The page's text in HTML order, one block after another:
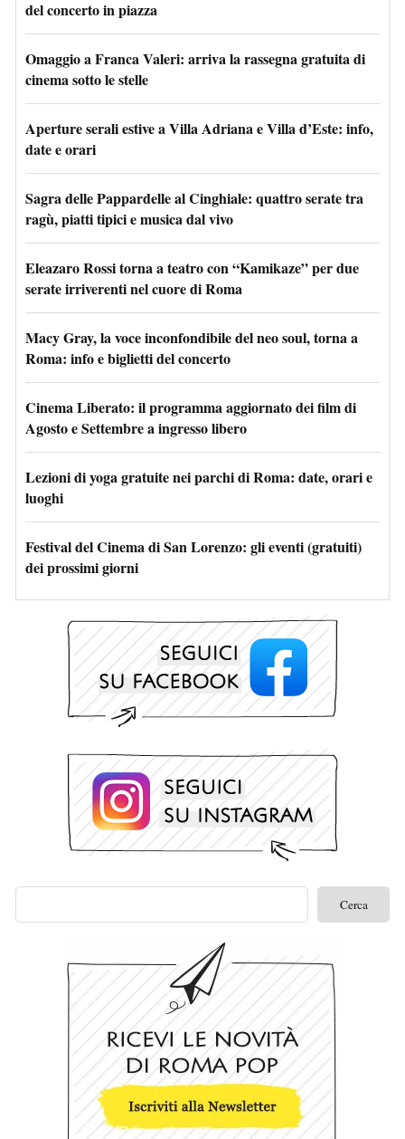
del concerto in piazza
Omaggio a Franca Valeri: arriva la rassegna gratuita di
cinema sotto le stelle
Aperture serali estive a Villa Adriana e Villa d’Este: info,
date e orari
Sagra delle Pappardelle al Cinghiale: quattro serate tra
ragù, piatti tipici e musica dal vivo
Eleazaro Rossi torna a teatro con “Kamikaze” per due
serate irriverenti nel cuore di Roma
Macy Gray, la voce inconfondibile del neo soul, torna a
Roma: info e biglietti del concerto
Cinema Liberato: il programma aggiornato dei film di
Agosto e Settembre a ingresso libero
Lezioni di yoga gratuite nei parchi di Roma: date, orari e
luoghi
Festival del Cinema di San Lorenzo: gli eventi (gratuiti)
dei prossimi giorni